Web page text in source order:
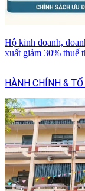
Hộ kinh doanh,
xuất giảm 30% thuế
HÀNH CHÍNH &